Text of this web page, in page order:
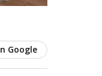
Google